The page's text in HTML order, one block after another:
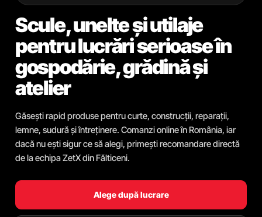
Scule, unelte și utilaje
pentru lucrări serioase în
gospodărie, grădină și
atelier
Găsești rapid produse pentru curte, construcții, reparații,
lemne, sudură și întreținere. Comanzi online în România, iar
dacă nu ești sigur ce să alegi, primești recomandare directă
de la echipa ZetX din Fălticeni.
Alege după lucrare